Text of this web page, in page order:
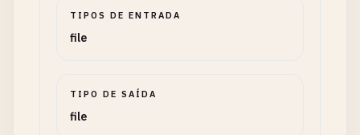
TIPOS DE ENTRADA
file
TIPO DE SAÍDA
file